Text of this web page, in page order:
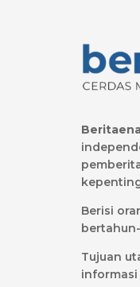
Berisi
Tujuan
informasi